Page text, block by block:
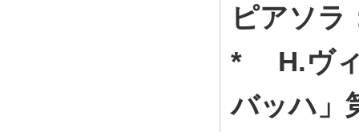
ピアソラ
* H.ヴィ
バッハ」